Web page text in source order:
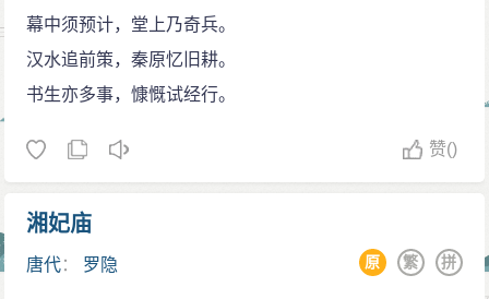
幕中须预计，堂上乃奇兵。
汉水追前策，秦原忆旧耕。
书生亦多事，慷慨试经行。
赞()
湘妃庙
唐代： 罗隐 拼
繁
原